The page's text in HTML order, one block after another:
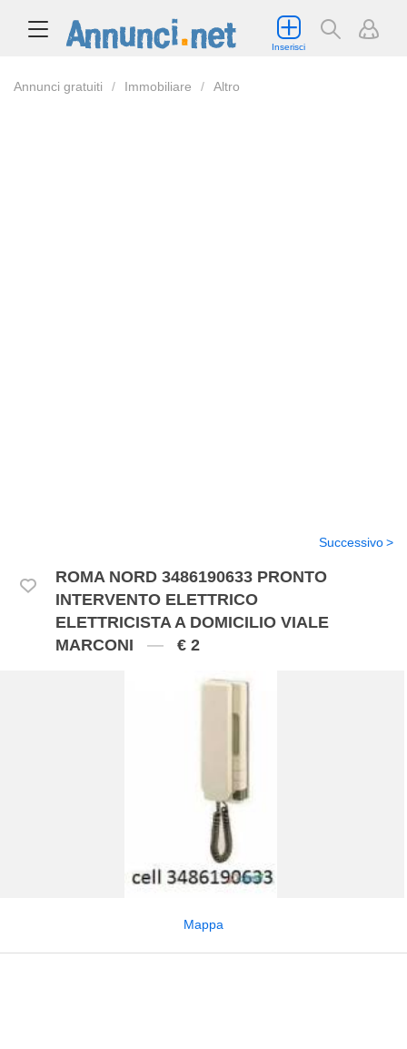
Inserisci
Annunci gratuiti Immobiliare Altro
ROMA NORD 3486190633 PRONTO
INTERVENTO ELETTRICO
ELETTRICISTA A DOMICILIO VIALE
MARCONI
€ 2
Successivo
Mappa